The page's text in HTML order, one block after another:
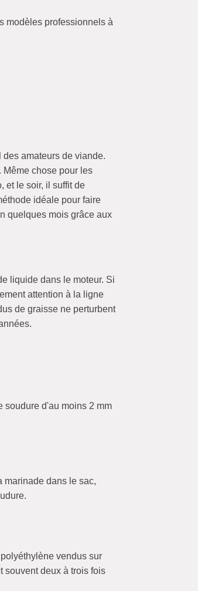
modèles professionnels à
amateurs de viande.
Même chose pour les
et le soir, il suffit de
idéale pour faire
quelques mois grâce aux
liquide dans le moteur. Si
attention à la ligne
de graisse ne perturbent
soudure d'au moins 2 mm
marinade dans le sac,
vendus sur
souvent deux à trois fois